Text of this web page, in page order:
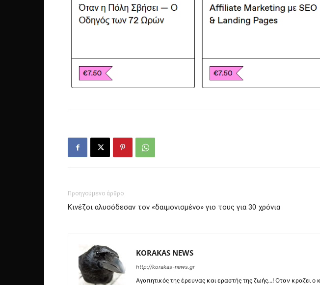
Προηγούμενο άρθρο
Κινέζοι αλυσόδεσαν τον «δαιμονισμένο» γιο τους για 30 χρόνια
KORAKAS NEWS
http://korakas-news.gr
Αγαπητικός της έρευνας και εραστής της ζωής...! Οταν κραζει ο